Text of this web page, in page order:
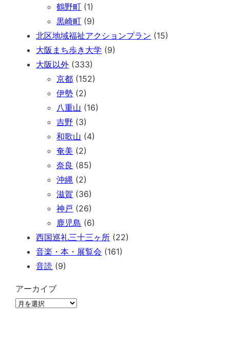
鶴野町 (1)
黒崎町 (9)
北区地域福祉アクションプラン (15)
大阪まち歩き大学 (9)
大阪以外 (333)
京都 (152)
伊勢 (2)
八重山 (16)
吉野 (3)
和歌山 (4)
奄美 (2)
奈良 (85)
沖縄 (2)
滋賀 (36)
神戸 (26)
鹿児島 (6)
西国巡礼三十三ヶ所 (22)
音楽・本・展覧会 (161)
音読 (9)
アーカイブ